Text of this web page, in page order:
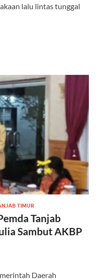
lalu lintas tunggal
TIMUR
Tanjab
Sambut AKBP
Daerah